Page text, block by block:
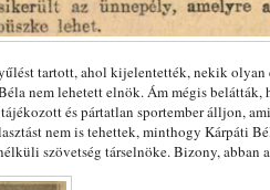
tartott, ahol kijelentették, nekik
nem lehetett elnök. Ám mégis belátták,
és pártatlan sportember álljon,
nem is tehettek, minthogy Kárpáti
szövetség társelnöke. Bizony, abban